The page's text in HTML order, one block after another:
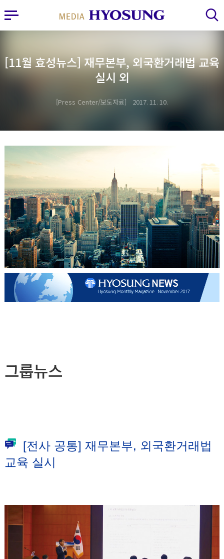
MY FRIEND HYOSUNG
사이드바 열기 검색 레이어 열기
[11월 효성뉴스] 재무본부, 외국환거래법 교육
실시 외
Press Center/보도자료 2017. 11. 10.
그룹뉴스
[전사 공통] 재무본부, 외국환거래법
교육 실시